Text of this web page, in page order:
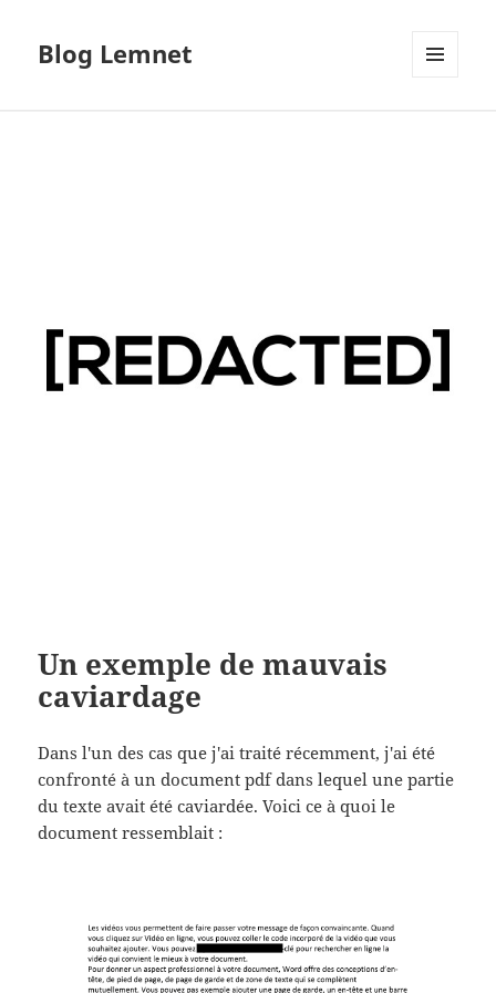
Blog Lemnet
Un exemple de mauvais
caviardage
Dans l'un des cas que j'ai traité récemment, j'ai été
confronté à un document pdf dans lequel une partie
du texte avait été caviardée. Voici ce à quoi le
document ressemblait :